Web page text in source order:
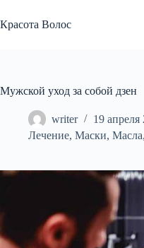
к
сути
Красота Волос
Мужской уход за собой дзен
writer
19 апреля
Лечение, Маски, Масла,